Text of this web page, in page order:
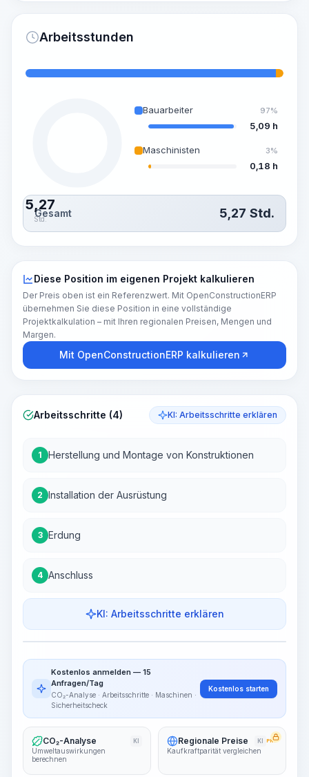
Arbeitsstunden
5,27
Std.
Bauarbeiter 97%
5,09 h
Maschinisten 3%
0,18 h
Gesamt 5,27 Std.
Diese Position im eigenen Projekt kalkulieren
Der Preis oben ist ein Referenzwert. Mit OpenConstructionERP
übernehmen Sie diese Position in eine vollständige
Projektkalkulation – mit Ihren regionalen Preisen, Mengen und
Margen.
Mit OpenConstructionERP kalkulieren
Arbeitsschritte (4) KI: Arbeitsschritte erklären
1 Herstellung und Montage von Konstruktionen
2 Installation der Ausrüstung
3 Erdung
4 Anschluss
KI: Arbeitsschritte erklären
Arbeitsschritte
~15-30 Sek.
Kostenlos anmelden — 15
Anfragen/Tag
CO₂-Analyse · Arbeitsschritte · Maschinen ·
Sicherheitscheck
Kostenlos starten
CO₂-Analyse KI
Umweltauswirkungen
berechnen
Regionale Preise KI PRO
Kaufkraftparität vergleichen